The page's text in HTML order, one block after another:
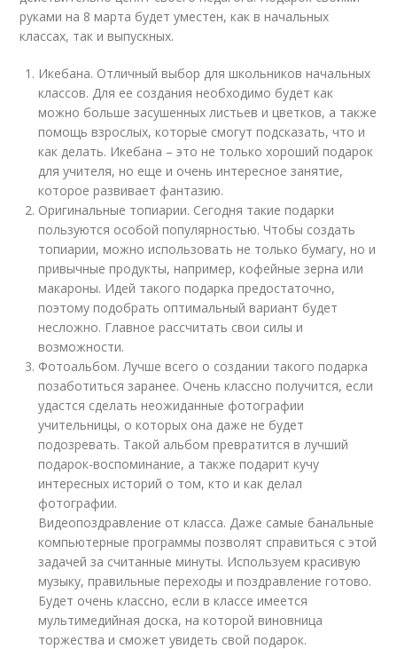
руками на 8 марта будет уместен, как в начальных
классах, так и выпускных.
Икебана. Отличный выбор для школьников начальных
классов. Для ее создания необходимо будет как
можно больше засушенных листьев и цветков, а также
помощь взрослых, которые смогут подсказать, что и
как делать. Икебана – это не только хороший подарок
для учителя, но еще и очень интересное занятие,
которое развивает фантазию.
Оригинальные топиарии. Сегодня такие подарки
пользуются особой популярностью. Чтобы создать
топиарии, можно использовать не только бумагу, но и
привычные продукты, например, кофейные зерна или
макароны. Идей такого подарка предостаточно,
поэтому подобрать оптимальный вариант будет
несложно. Главное рассчитать свои силы и
возможности.
Фотоальбом. Лучше всего о создании такого подарка
позаботиться заранее. Очень классно получится, если
удастся сделать неожиданные фотографии
учительницы, о которых она даже не будет
подозревать. Такой альбом превратится в лучший
подарок-воспоминание, а также подарит кучу
интересных историй о том, кто и как делал
фотографии.
Видеопоздравление от класса. Даже самые банальные
компьютерные программы позволят справиться с этой
задачей за считанные минуты. Используем красивую
музыку, правильные переходы и поздравление готово.
Будет очень классно, если в классе имеется
мультимедийная доска, на которой виновница
торжества и сможет увидеть свой подарок.